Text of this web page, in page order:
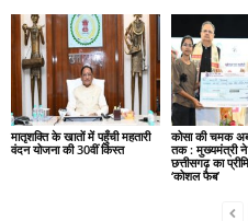
मातृशक्ति के खातों में पहुँची महतारी
वंदन योजना की 30वीं किस्त
कोसा की चमक अब
तक : मुख्यमंत्री ने
छत्तीसगढ़ का
‘कोशल फैब’